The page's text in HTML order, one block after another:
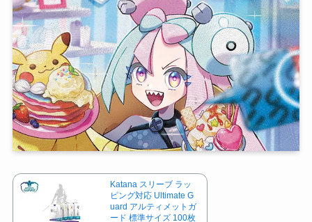
Katana スリーブ ラッ
ピング対応 Ultimate G
uard アルティメットガ
ード 標準サイズ 100枚